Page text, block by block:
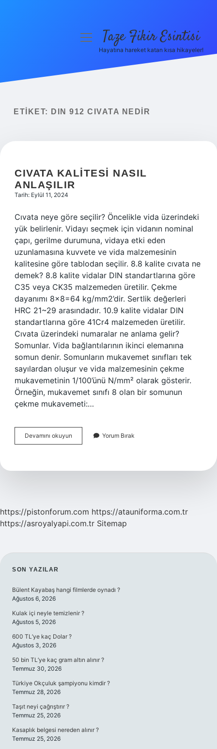
Yasal Uyarı
menüyüTaze Fikir Esintisi
Hayatına hareket katan kısa hikayeler!
ETIKET: DIN 912 CIVATA NEDIR
CIVATA KALITESI NASIL
ANLAŞILIR
Tarih: Eylül 11, 2024
Cıvata neye göre seçilir? Öncelikle vida üzerindeki
yük belirlenir. Vidayı seçmek için vidanın nominal
çapı, gerilme durumuna, vidaya etki eden
uzunlamasına kuvvete ve vida malzemesinin
kalitesine göre tablodan seçilir. 8.8 kalite cıvata ne
demek? 8.8 kalite vidalar DIN standartlarına göre
C35 veya CK35 malzemeden üretilir. Çekme
dayanımı 8×8=64 kg/mm2’dir. Sertlik değerleri
HRC 21~29 arasındadır. 10.9 kalite vidalar DIN
standartlarına göre 41Cr4 malzemeden üretilir.
Cıvata üzerindeki numaralar ne anlama gelir?
Somunlar. Vida bağlantılarının ikinci elemanına
somun denir. Somunların mukavemet sınıfları tek
sayılardan oluşur ve vida malzemesinin çekme
mukavemetinin 1/100’ünü N/mm² olarak gösterir.
Örneğin, mukavemet sınıfı 8 olan bir somunun
çekme mukavemeti:…
Devamını okuyun
Kalitesi
Yorum Bırak
https://pistonforum.com https://atauniforma.com.tr
https://asroyalyapi.com.tr Sitemap
SIDEBAR
SON YAZILAR
Bülent Kayabaş hangi filmlerde oynadı ?
Ağustos 6, 2026
Kulak içi neyle temizlenir ?
Ağustos 5, 2026
600 TL’ye kaç Dolar ?
Ağustos 3, 2026
50 bin TL’ye kaç gram altın alınır ?
Temmuz 30, 2026
Türkiye Okçuluk şampiyonu kimdir ?
Temmuz 28, 2026
Taşıt neyi çağrıştırır ?
Temmuz 25, 2026
Kasaplık belgesi nereden alınır ?
Temmuz 25, 2026